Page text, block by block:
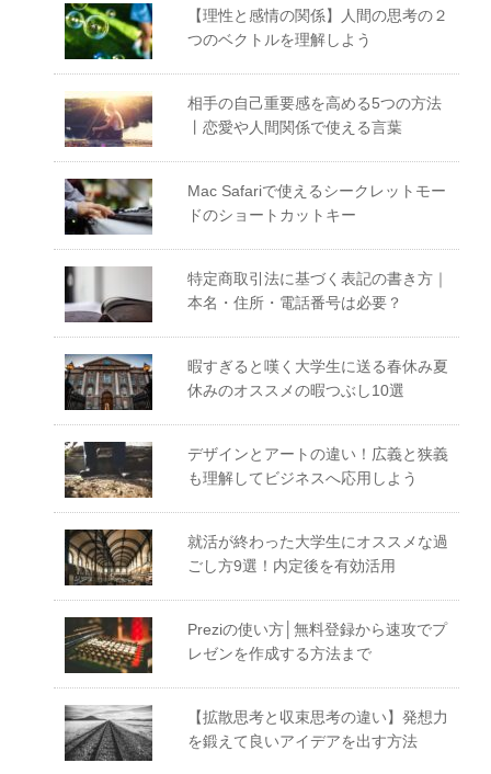
【理性と感情の関係】人間の思考の２
つのベクトルを理解しよう
相手の自己重要感を高める5つの方法
丨恋愛や人間関係で使える言葉
Mac Safariで使えるシークレットモー
ドのショートカットキー
特定商取引法に基づく表記の書き方｜
本名・住所・電話番号は必要？
暇すぎると嘆く大学生に送る春休み夏
休みのオススメの暇つぶし10選
デザインとアートの違い！広義と狭義
も理解してビジネスへ応用しよう
就活が終わった大学生にオススメな過
ごし方9選！内定後を有効活用
Preziの使い方│無料登録から速攻でプ
レゼンを作成する方法まで
【拡散思考と収束思考の違い】発想力
を鍛えて良いアイデアを出す方法